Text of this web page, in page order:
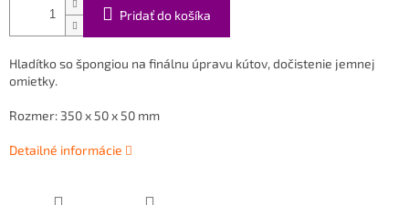
Pridať do košíka
Hladítko so špongiou na finálnu úpravu kútov, dočistenie jemnej
omietky.
Rozmer: 350 x 50 x 50 mm
Detailné informácie